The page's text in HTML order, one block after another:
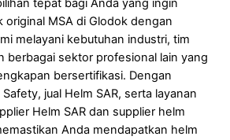
tepat bagi Anda yang ingin
original MSA di Glodok dengan
melayani kebutuhan industri, tim
berbagai sektor profesional lain yang
bersertifikasi. Dengan
jual Helm SAR, serta layanan
Helm SAR dan supplier helm
Anda mendapatkan helm